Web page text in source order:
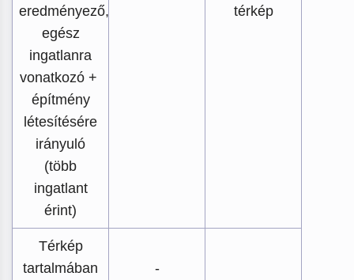
eredményező,
egész
ingatlanra
vonatkozó +
építmény
létesítésére
irányuló
(több
ingatlant
érint)
térkép
Térkép
tartalmában
-